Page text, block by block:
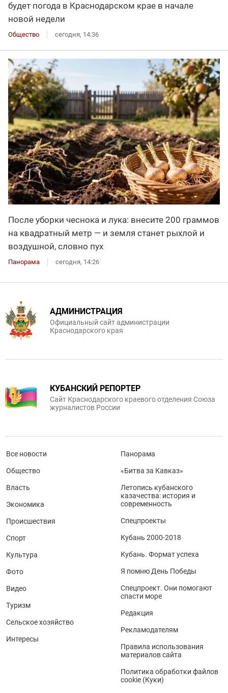
будет погода в Краснодарском крае в начале
новой недели
Общество сегодня, 14:36
После уборки чеснока и лука: внесите 200 граммов
на квадратный метр — и земля станет рыхлой и
воздушной, словно пух
Панорама сегодня, 14:26
АДМИНИСТРАЦИЯ
Официальный сайт администрации
Краснодарского края
КУБАНСКИЙ РЕПОРТЕР
Сайт Краснодарского краевого отделения Союза
журналистов России
Все новости
Общество
Власть
Экономика
Происшествия
Спорт
Культура
Фото
Видео
Туризм
Сельское хозяйство
Интересы
Панорама
«Битва за Кавказ»
Летопись кубанского
казачества: история и
современность
Спецпроекты
Кубань 2000-2018
Кубань. Формат успеха
Я помню День Победы
Спецпроект. Они помогают
спасти море
Редакция
Рекламодателям
Правила использования
материалов сайта
Политика обработки файлов
cookie (Куки)